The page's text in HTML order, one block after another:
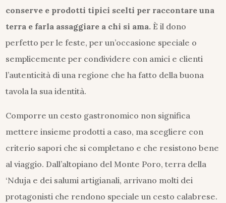
conserve e prodotti tipici scelti per raccontare una
terra e farla assaggiare a chi si ama. È il dono
perfetto per le feste, per un’occasione speciale o
semplicemente per condividere con amici e clienti
l’autenticità di una regione che ha fatto della buona
tavola la sua identità.
Comporre un cesto gastronomico non significa
mettere insieme prodotti a caso, ma scegliere con
criterio sapori che si completano e che resistono bene
al viaggio. Dall’altopiano del Monte Poro, terra della
‘Nduja e dei salumi artigianali, arrivano molti dei
protagonisti che rendono speciale un cesto calabrese.